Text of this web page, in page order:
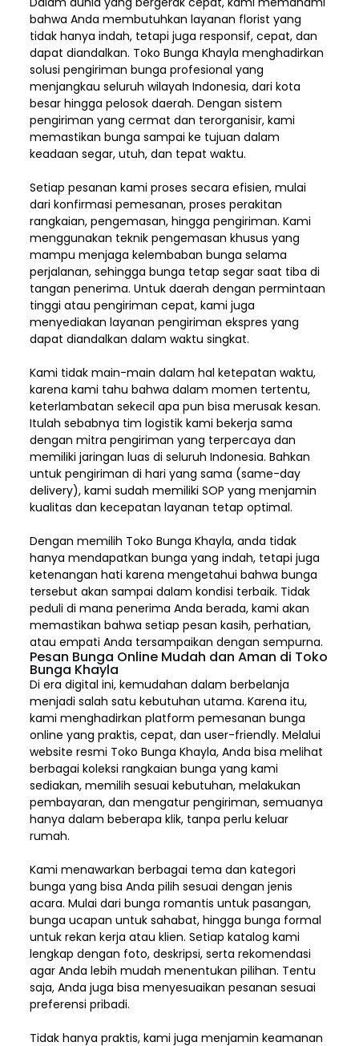
bahwa Anda membutuhkan layanan florist yang
tidak hanya indah, tetapi juga responsif, cepat, dan
dapat diandalkan. Toko Bunga Khayla menghadirkan
solusi pengiriman bunga profesional yang
menjangkau seluruh wilayah Indonesia,dari kota
besar hingga pelosok daerah. Dengan sistem
pengiriman yang cermat dan terorganisir, kami
memastikan bunga sampai ke tujuan dalam
keadaan segar, utuh, dan tepat waktu.
Setiap pesanan kami proses secara efisien, mulai
dari konfirmasi pemesanan, proses perakitan
rangkaian, pengemasan, hingga pengiriman. Kami
menggunakan teknik pengemasan khusus yang
mampu menjaga kelembaban bunga selama
perjalanan, sehingga bunga tetap segar saat tiba di
tangan penerima. Untuk daerah dengan permintaan
tinggi atau pengiriman cepat, kami juga
menyediakan layanan pengiriman ekspres yang
dapat diandalkan dalam waktu singkat.
Kami tidak main-main dalam hal ketepatan waktu,
karena kami tahu bahwa dalam momen tertentu,
keterlambatan sekecil apa pun bisa merusak kesan.
Itulah sebabnya tim logistik kami bekerja sama
dengan mitra pengiriman yang terpercaya dan
memiliki jaringan luas di seluruh Indonesia. Bahkan
untuk pengiriman di hari yang sama (same-day
delivery), kami sudah memiliki SOP yang menjamin
kualitas dan kecepatan layanan tetap optimal.
Dengan memilih Toko Bunga Khayla, anda tidak
hanya mendapatkan bunga yang indah, tetapi juga
ketenangan hati karena mengetahui bahwa bunga
tersebut akan sampai dalam kondisi terbaik. Tidak
peduli di mana penerima Anda berada, kami akan
memastikan bahwa setiap pesan kasih, perhatian,
atau empati Anda tersampaikan dengan sempurna.
Pesan Bunga Online Mudah dan Aman di Toko
Bunga Khayla
Di era digital ini, kemudahan dalam berbelanja
menjadi salah satu kebutuhan utama. Karena itu,
kami menghadirkan platform pemesanan bunga
online yang praktis, cepat, dan user-friendly. Melalui
website resmi Toko Bunga Khayla, Anda bisa melihat
berbagai koleksi rangkaian bunga yang kami
sediakan, memilih sesuai kebutuhan, melakukan
pembayaran, dan mengatur pengiriman,semuanya
hanya dalam beberapa klik, tanpa perlu keluar
rumah.
Kami menawarkan berbagai tema dan kategori
bunga yang bisa Anda pilih sesuai dengan jenis
acara. Mulai dari bunga romantis untuk pasangan,
bunga ucapan untuk sahabat, hingga bunga formal
untuk rekan kerja atau klien. Setiap katalog kami
lengkap dengan foto, deskripsi, serta rekomendasi
agar Anda lebih mudah menentukan pilihan. Tentu
saja, Anda juga bisa menyesuaikan pesanan sesuai
preferensi pribadi.
Tidak hanya praktis, kami juga menjamin keamanan